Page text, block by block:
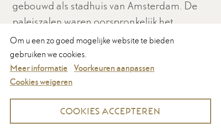
OPEN: 26 juni t/m 11 november
Koop hier uw tickets.
gebouwd als stadhuis van Amsterdam. De
paleiszalen waren oorspronkelijk het
domein van burgemeesters, raadsleden,
rechters en vele andere ambtenaren van de
stad. Op de schoorsteenmantels in hun
kantoren waren unieke schilderijen te zien
van bekende en minder bekende
meesterschilders.
uw voorkeuren voor het plaatsen van cookies altijd
nog aanpassen.
Voorkeuren opslaan
Om u een zo goed mogelijke website te bieden
gebruiken we cookies.
Meer informatie
Voorkeuren aanpassen
Cookies weigeren
Cookies accepteren